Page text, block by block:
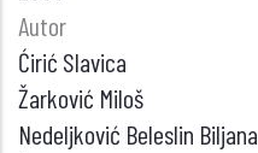
Autor
Ćirić Slavica
Žarković Miloš
Nedeljković Beleslin Biljana